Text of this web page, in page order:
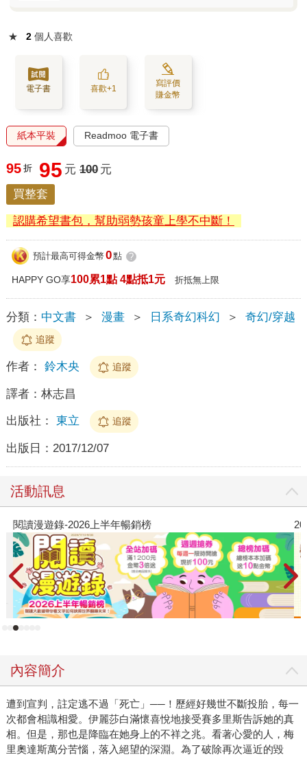
★ 2 個人喜歡
電子書 喜歡+1
寫評價
賺金幣
紙本平裝 Readmoo 電子書
95 折 95 元 100 元
買整套
認購希望書包，幫助弱勢孩童上學不中斷！
預計最高可得金幣 0點 ?
HAPPY GO享100累1點 4點抵1元 折抵無上限
分類： 中文書 ＞ 漫畫 ＞ 日系奇幻科幻 ＞ 奇幻/穿越
追蹤
作者： 鈴木央 追蹤
譯者： 林志昌
出版社： 東立 追蹤
出版日： 2017/12/07
活動訊息
閱讀漫遊錄-2026上半年暢銷榜
內容簡介
遭到宣判，註定逃不過「死亡」──！歷經好幾世不斷投胎，每一
次都會相識相愛。伊麗莎白滿懷喜悅地接受賽多里斯告訴她的真
相。但是，那也是降臨在她身上的不祥之兆。看著心愛的人，梅
里奧達斯萬分苦惱，落入絕望的深淵。為了破除再次逼近的毀